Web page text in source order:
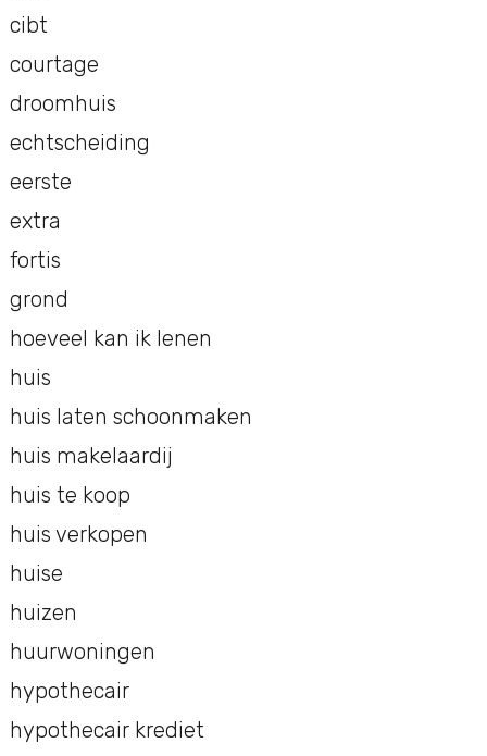
cibt
courtage
droomhuis
echtscheiding
eerste
extra
fortis
grond
hoeveel kan ik lenen
huis
huis laten schoonmaken
huis makelaardij
huis te koop
huis verkopen
huise
huizen
huurwoningen
hypothecair
hypothecair krediet